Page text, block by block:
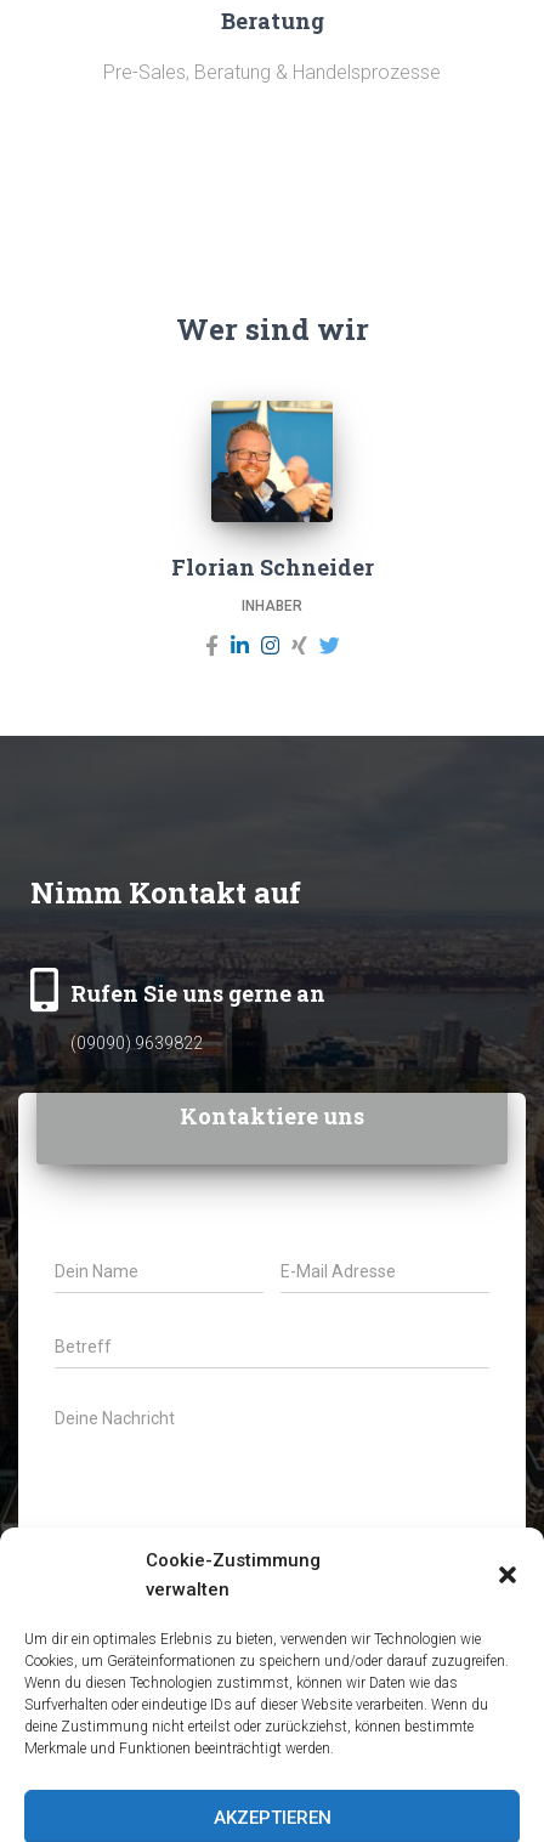
Cookie-Zustimmung
verwalten
Um dir ein optimales Erlebnis zu bieten, verwenden wir Technologien wie
Cookies, um Geräteinformationen zu speichern und/oder darauf zuzugreifen.
Wenn du diesen Technologien zustimmst, können wir Daten wie das
Surfverhalten oder eindeutige IDs auf dieser Website verarbeiten. Wenn du
deine Zustimmung nicht erteilst oder zurückziehst, können bestimmte
Merkmale und Funktionen beeinträchtigt werden.
AKZEPTIEREN
Beratung
Pre-Sales, Beratung & Handelsprozesse
Wer sind wir
Florian Schneider
INHABER
Nimm Kontakt auf
Rufen Sie uns gerne an
(09090) 9639822
Kontaktiere uns